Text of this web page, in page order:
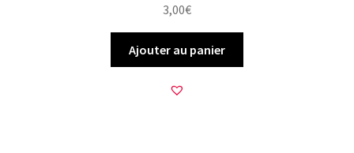
3,00€
Ajouter au panier